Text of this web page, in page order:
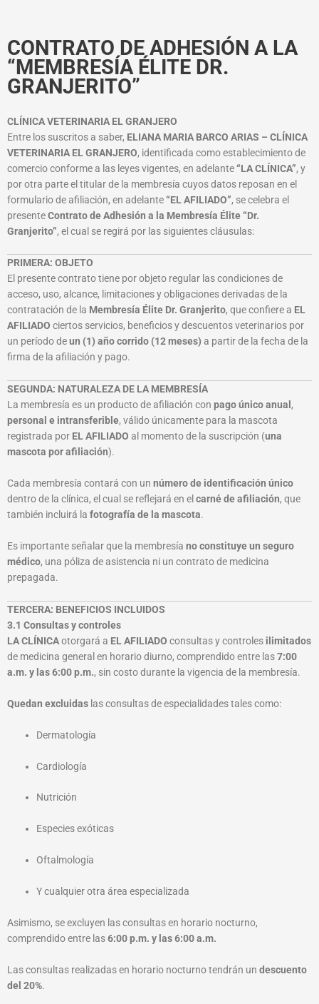
CONTRATO DE ADHESIÓN A LA
“MEMBRESÍA ÉLITE DR.
GRANJERITO”
CLÍNICA VETERINARIA EL GRANJERO
Entre los suscritos a saber, ELIANA MARIA BARCO ARIAS – CLÍNICA
VETERINARIA EL GRANJERO, identificada como establecimiento de
comercio conforme a las leyes vigentes, en adelante“LA CLÍNICA”, y
por otra parte el titular de la membresía cuyos datos reposan en el
formulario de afiliación, en adelante“EL AFILIADO”, se celebra el
presenteContrato de Adhesión a la Membresía Élite “Dr.
Granjerito”, el cual se regirá por las siguientes cláusulas:
PRIMERA: OBJETO
El presente contrato tiene por objeto regular las condiciones de
acceso, uso, alcance, limitaciones y obligaciones derivadas de la
contratación de la Membresía Élite Dr. Granjerito, que confiere a EL
AFILIADO ciertos servicios, beneficios y descuentos veterinarios por
un período deun (1) año corrido (12 meses) a partir de la fecha de la
firma de la afiliación y pago.
SEGUNDA: NATURALEZA DE LA MEMBRESÍA
La membresía es un producto de afiliación con pago único anual ,
personal e intransferible, válido únicamente para la mascota
registrada por EL AFILIADO al momento de la suscripción (una
mascota por afiliación).
Cada membresía contará con un número de identificación único
dentro de la clínica, el cual se reflejará en el carné de afiliación, que
también incluirá la fotografía de la mascota.
Es importante señalar que la membresía no constituye un seguro
médico, una póliza de asistencia ni un contrato de medicina
prepagada.
TERCERA: BENEFICIOS INCLUIDOS
3.1 Consultas y controles
LA CLÍNICAotorgará a EL AFILIADO consultas y controles ilimitados
de medicina general en horario diurno, comprendido entre las7:00
a.m. y las 6:00 p.m., sin costo durante la vigencia de la membresía.
Quedan excluidas las consultas de especialidades tales como:
Dermatología
Cardiología
Nutrición
Especies exóticas
Oftalmología
Y cualquier otra área especializada
Asimismo, se excluyen las consultas en horario nocturno,
comprendido entre las6:00 p.m. y las 6:00 a.m.
Las consultas realizadas en horario nocturno tendrán un descuento
del 20%.